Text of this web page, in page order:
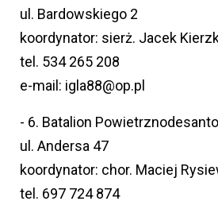
ul. Bardowskiego 2
koordynator: sierż. Jacek
tel. 534 265 208
e-mail: igla88@op.pl
- 6. Batalion
ul. Andersa 47
koordynator: chor. Maciej
tel. 697 724 874